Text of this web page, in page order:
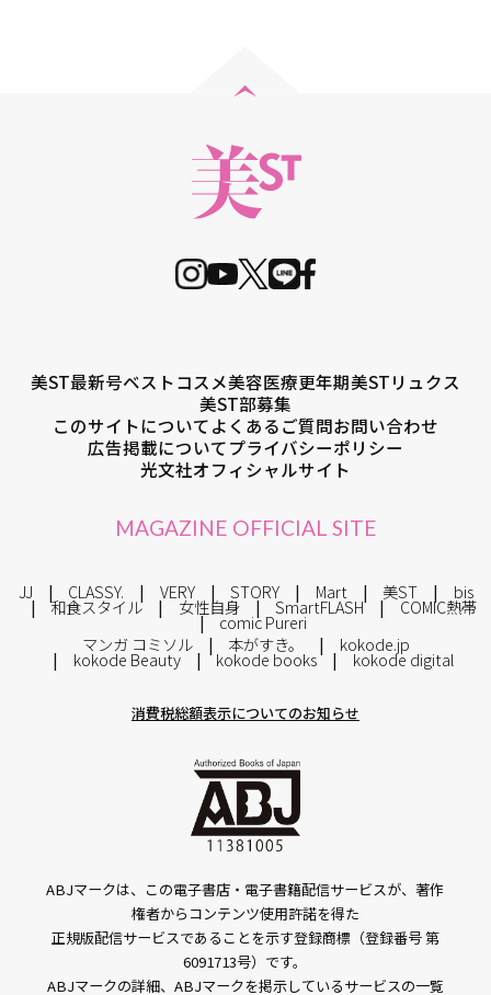
美ST最新号ベストコスメ美容医療更年期美STリュクス
美ST部募集
このサイトについてよくあるご質問お問い合わせ
広告掲載についてプライバシーポリシー
光文社オフィシャルサイト
MAGAZINE OFFICIAL SITE
JJ CLASSY. VERY STORY Mart 美ST bis
和食スタイル 女性自身 SmartFLASH COMIC熱帯
comic Pureri
マンガ コミソル
本がすき。 kokode.jp
kokode Beauty kokode books kokode digital
消費税総額表示についてのお知らせ
ABJマークは、この電子書店・電子書籍配信サービスが、著作
権者からコンテンツ使用許諾を得た
正規版配信サービスであることを示す登録商標（登録番号 第
6091713号）です。
ABJマークの詳細、ABJマークを掲示しているサービスの一覧